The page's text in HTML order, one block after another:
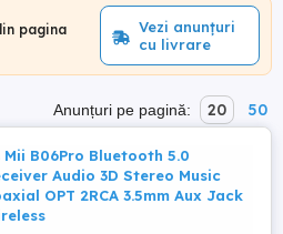
pagina
Vezi anunțuri
cu livrare
Anunțuri pe pagină: 20 50
Mii B06Pro Bluetooth 5.0
Audio 3D Stereo Music
OPT 2RCA 3.5mm Aux Jack